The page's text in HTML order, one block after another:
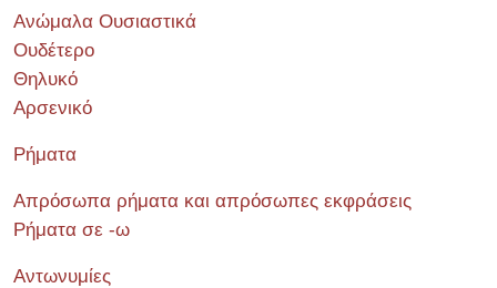
Ανώμαλα Ουσιαστικά
Ουδέτερο
Θηλυκό
Αρσενικό
Ρήματα
Απρόσωπα ρήματα και απρόσωπες εκφράσεις
Ρήματα σε -ω
Αντωνυμίες